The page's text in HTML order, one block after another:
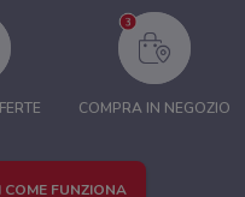
COMPRA IN NEGOZIO
COME FUNZIONA